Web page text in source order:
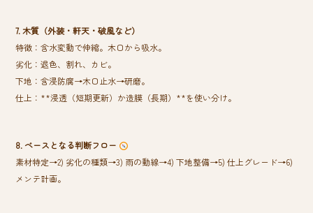
7. 木質（外装・軒天・破風など）
特徴：含水変動で伸縮。木口から吸水。
劣化：退色、割れ、カビ。
下地：含浸防腐→木口止水→研磨。
仕上：**浸透（短期更新）か造膜（長期）**を使い分け。
8. ベースとなる判断フロー
素材特定→2) 劣化の種類→3) 雨の動線→4) 下地整備→5) 仕上グレード→6)
メンテ計画。